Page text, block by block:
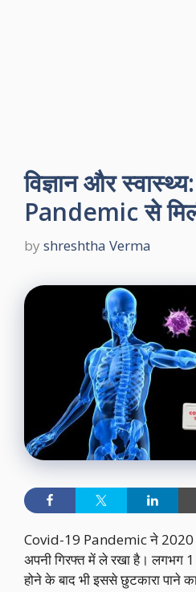
विज्ञान और
Pandemic से
by shreshtha Verma
Covid-19 Pandemic ने 2020
अपनी गिरफ्त में ले रखा है। लगभग
होने के बाद भी इससे छुटकारा पाने